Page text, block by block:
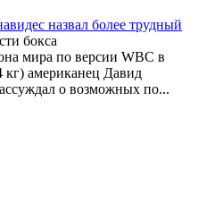
назвал более трудный
мира по версии WBC в
кг) американец Давид
о возможных по...